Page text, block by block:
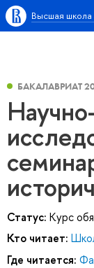
Высшая школа
БАКАЛАВРИАТ
Статус: Курс
Кто читает:
Где читается: